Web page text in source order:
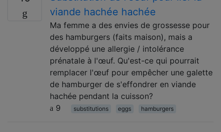
viande hachée hachée
Ma femme a des envies de grossesse pour
des hamburgers (faits maison), mais a
développé une allergie / intolérance
prénatale à l'œuf. Qu'est-ce qui pourrait
remplacer l'œuf pour empêcher une galette
de hamburger de s'effondrer en viande
hachée pendant la cuisson?
9
substitutions eggs hamburgers